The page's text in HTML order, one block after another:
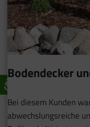
Bodendecker
Bei diesem Kunden
abwechslungsreiche